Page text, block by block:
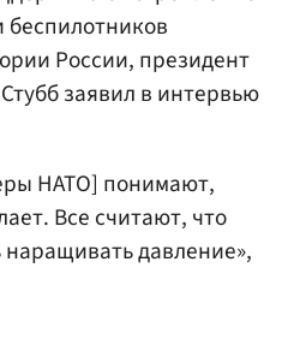
беспилотников
России, президент
заявил в интервью
НАТО] понимают,
Все считают, что
давление»,